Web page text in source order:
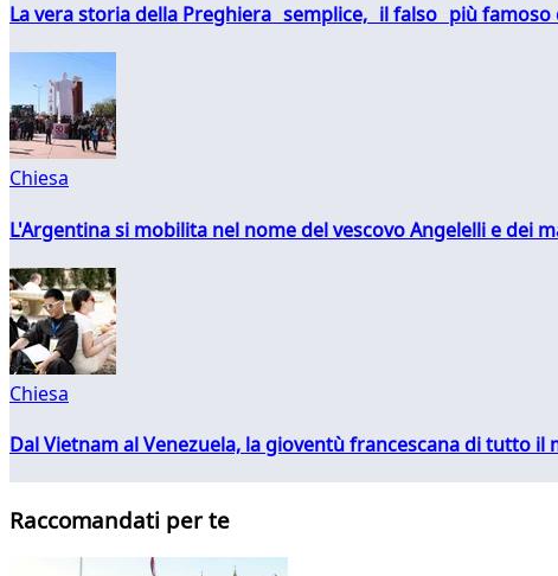
La vera storia della Preghiera semplice, il falso più famoso
Chiesa
L'Argentina si mobilita nel nome del vescovo Angelelli e dei
Chiesa
Dal Vietnam al Venezuela, la gioventù francescana di tutto il
Raccomandati per te